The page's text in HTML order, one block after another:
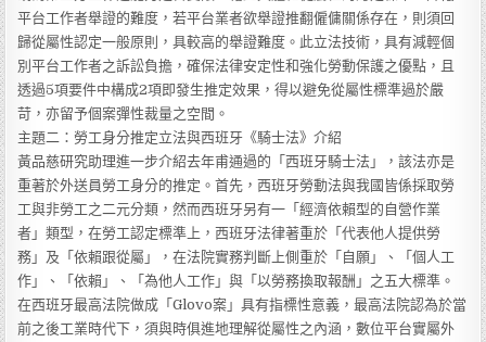
平台工作者舉證的難度，若平台業者欲舉證推翻僱傭關係存在，則須回
歸從屬性認定一般原則，具較高的舉證難度。此立法技術，具有減輕個
別平台工作者之訴訟負擔，確保法律安定性和強化勞動保護之優點，且
透過5項要件中構成2項即發生推定效果，得以避免從屬性標準過於嚴
苛，亦留予個案彈性裁量之空間。
主題二：勞工身分推定立法與西班牙《騎士法》介紹
黃品慈研究助理進一步介紹去年甫通過的「西班牙騎士法」，該法亦是
重著於外送員勞工身分的推定。首先，西班牙勞動法與我國皆係採取勞
工與非勞工之二元分類，然而西班牙另有一「經濟依賴型的自營作業
者」類型，在勞工認定標準上，西班牙法律著重於「代表他人提供勞
務」及「依賴跟從屬」，在法院實務判斷上側重於「自願」、「個人工
作」、「依賴」、「為他人工作」與「以勞務換取報酬」之五大標準。
在西班牙最高法院做成「Glovo案」具有指標性意義，最高法院認為於當
前之後工業時代下，須與時俱進地理解從屬性之內涵，數位平台實屬外